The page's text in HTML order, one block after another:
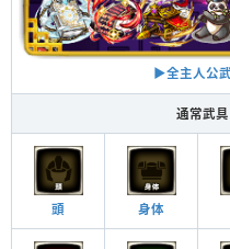
▶︎全主人公
通常武具
頭 身体